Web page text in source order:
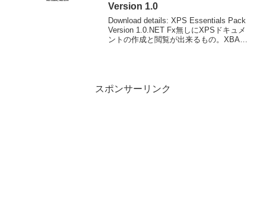
Version 1.0
Download details: XPS Essentials Pack
Version 1.0.NET Fx無しにXPSドキュメ
ントの作成と閲覧が出来るもの。XBAP
スポンサーリンク